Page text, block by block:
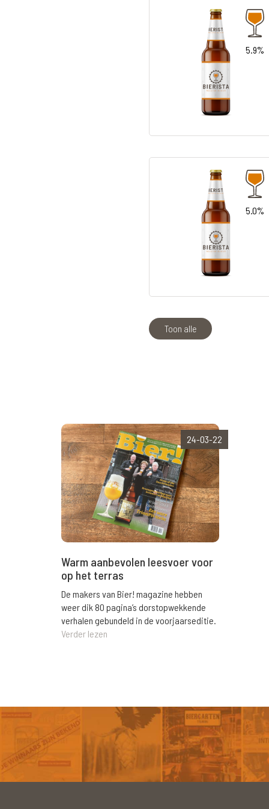
5.9%
5.0%
Toon alle
24-03-22
Warm aanbevolen leesvoer voor
op het terras
De makers van Bier! magazine hebben
weer dik 80 pagina’s dorstopwekkende
verhalen gebundeld in de voorjaarseditie.
Verder lezen